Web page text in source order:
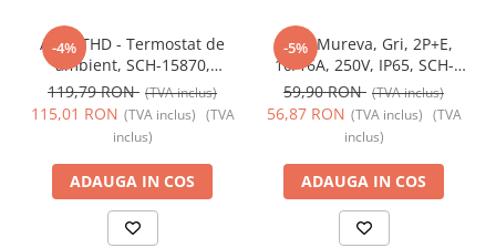
-4%
Acti9 THD - Termostat de
ambient, SCH-15870,
Schneider Electric -
Schneider
119,79 RON (TVA inclus)
115,01 RON (TVA inclus) (TVA
inclus)
ADAUGA IN COS
-5%
Priza Mureva, Gri, 2P+E,
10/16A, 250V, IP65, SCH-
81141, Schneider Electric -
Schneider
59,90 RON (TVA inclus)
56,87 RON (TVA inclus) (TVA
inclus)
ADAUGA IN COS